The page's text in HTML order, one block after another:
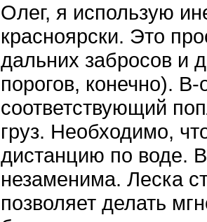
Олег, я использую
красноярски. Это
дальних забросов и
порогов, конечно).
соответствующий
груз. Необходимо,
дистанцию по воде.
незаменима. Леска
позволяет делать